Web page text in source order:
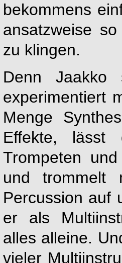
bekommens
ansatzweise
zu klingen.
Denn
experimentiert
Menge
Effekte, lässt
Trompeten
und trommelt
Percussion auf
er als
alles alleine.
vieler